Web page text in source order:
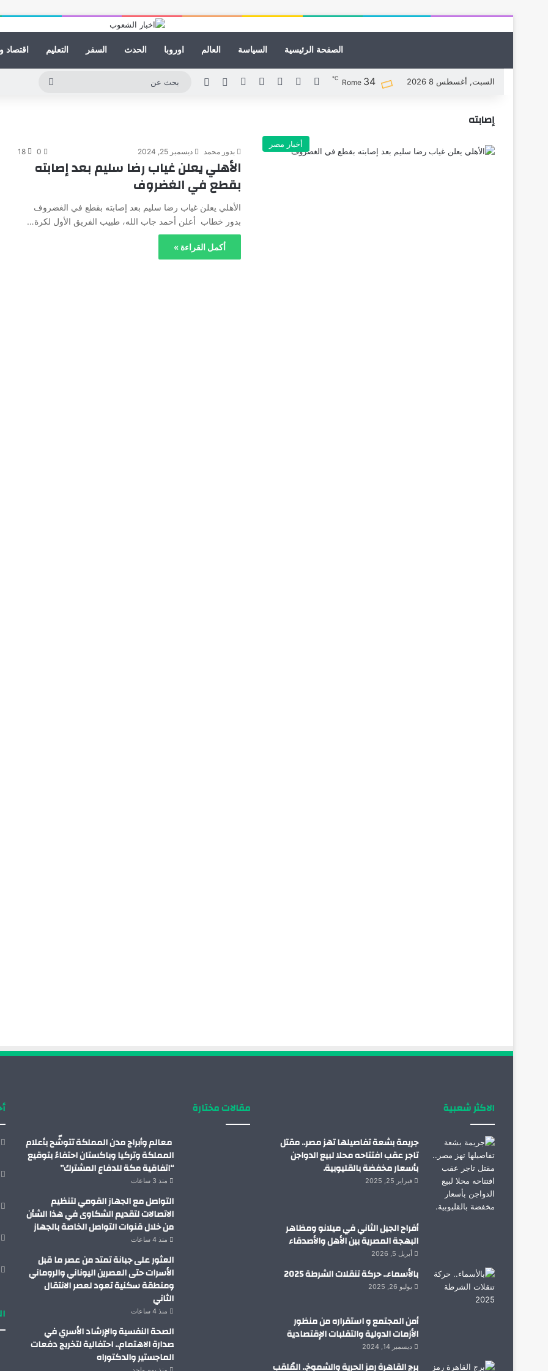
الصفحة الرئيسية السياسة العالم اوروبا الحدث السفر التعليم اقتصاد
السبت, أغسطس 8 2026 Rome 34
℃ فيسبوك لينكدإنيوتيوب انستقراممقال عشوائي
الوضع المظلم
إصابته
أخبار مصر
بدور محمد ديسمبر 25, 2024 0
18
الأهلي يعلن غياب رضا سليم بعد إصابته
بقطع في الغضروف
الأهلي يعلن غياب رضا سليم بعد إصابته بقطع في الغضروف
بدور خطاب أعلن أحمد جاب الله، طبيب الفريق الأول لكرة…
أكمل القراءة »
الاكثر شعبية
جريمة بشعة تفاصيلها تهز مصر.. مقتل
تاجر عقب افتتاحه محلا لبيع الدواجن
بأسعار مخفضة بالقليوبية.
فبراير 25, 2025
أفراح الجيل الثاني في ميلانو ومظاهر
البهجة المصرية بين الأهل والأصدقاء
أبريل 5, 2026
بالأسماء.. حركة تنقلات الشرطة 2025
يوليو 26, 2025
أمن المجتمع و استقراره من منظور
الأزمات الدولية والتقلبات الإقتصادية
ديسمبر 14, 2024
برج القاهرة رمز الحرية والشموخ.. المُلقب
مقالات مختارة
معالم وأبراج مدن المملكة تتوشّح بأعلام
المملكة وتركيا وباكستان احتفاءً بتوقيع
“اتفاقية مكة للدفاع المشترك”
منذ 3 ساعات
التواصل مع الجهاز القومي لتنظيم
الاتصالات لتقديم الشكاوى في هذا الشأن
من خلال قنوات التواصل الخاصة بالجهاز
منذ 4 ساعات
العثور على جبانة تمتد من عصر ما قبل
الأسرات حتى العصرين اليوناني والروماني
ومنطقة سكنية تعود لعصر الانتقال
الثاني
منذ 4 ساعات
الصحة النفسية والإرشاد الأسري في
صدارة الاهتمام.. احتفالية لتخريج دفعات
الماجستير والدكتوراه